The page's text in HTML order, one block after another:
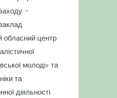
–
обласний центр
молоді» та
та
діяльності